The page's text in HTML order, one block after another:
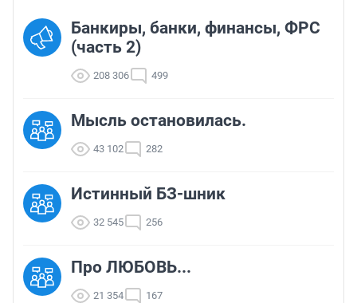
Банкиры, банки, финансы, ФРС
(часть 2)
208 306 499
Мысль остановилась.
43 102 282
Истинный БЗ-шник
32 545 256
Про ЛЮБОВЬ...
21 354 167